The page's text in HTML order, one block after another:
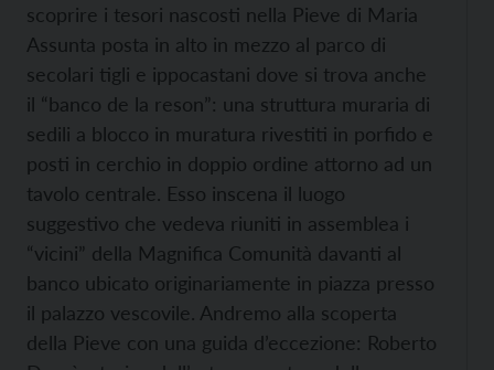
scoprire i tesori nascosti nella Pieve di Maria
Assunta posta in alto in mezzo al parco di
secolari tigli e ippocastani dove si trova anche
il “banco de la reson”: una struttura muraria di
sedili a blocco in muratura rivestiti in porfido e
posti in cerchio in doppio ordine attorno ad un
tavolo centrale. Esso inscena il luogo
suggestivo che vedeva riuniti in assemblea i
“vicini” della Magnifica Comunità davanti al
banco ubicato originariamente in piazza presso
il palazzo vescovile. Andremo alla scoperta
della Pieve con una guida d’eccezione: Roberto